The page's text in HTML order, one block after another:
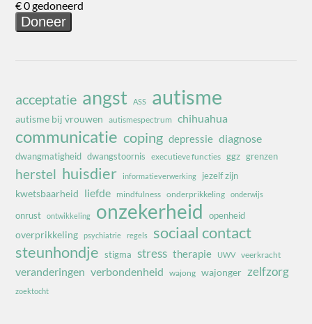
acceptatie angst ASS autisme
autisme bij vrouwen autismespectrum chihuahua
communicatie coping depressie diagnose
dwangmatigheid dwangstoornis executieve functies ggz grenzen
herstel huisdier informatieverwerking jezelf zijn
kwetsbaarheid liefde mindfulness onderprikkeling onderwijs
onrust ontwikkeling onzekerheid openheid
overprikkeling psychiatrie regels
sociaal contact
steunhondje stigma stress therapie UWV veerkracht
veranderingen verbondenheid wajong wajonger zelfzorg
zoektocht